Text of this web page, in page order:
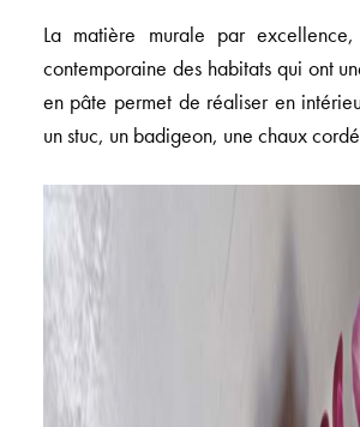
La matière murale par
contemporaine des habitats qui ont
en pâte permet de réaliser en
un stuc, un badigeon, une chaux